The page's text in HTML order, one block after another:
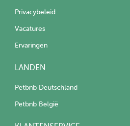
Privacybeleid
Vacatures
Ervaringen
LANDEN
Petbnb Deutschland
Petbnb België